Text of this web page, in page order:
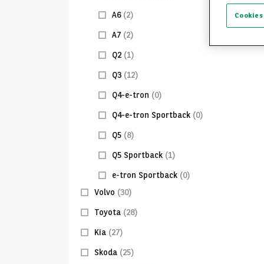
A6 (2)
A7 (2)
Q2 (1)
Q3 (12)
Q4-e-tron (0)
Q4-e-tron Sportback (0)
Q5 (8)
Q5 Sportback (1)
e-tron Sportback (0)
Volvo (30)
Toyota (28)
Kia (27)
Skoda (25)